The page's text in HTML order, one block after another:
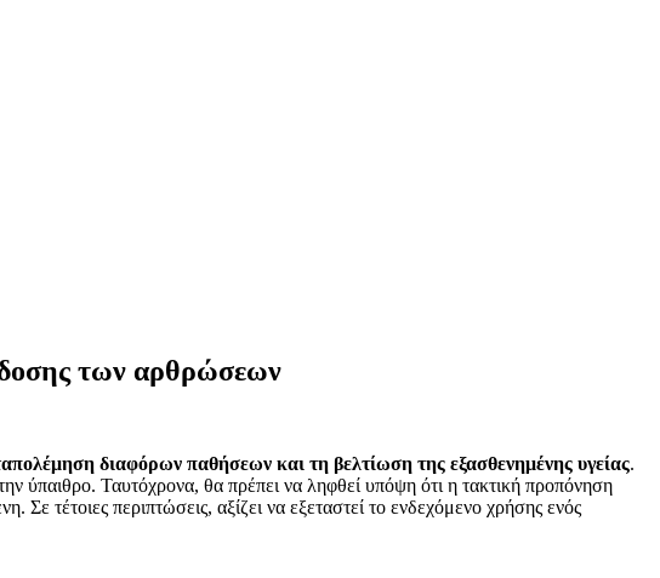
των αρθρώσεων
διαφόρων παθήσεων και τη βελτίωση της εξασθενημένης υγείας.
ύπαιθρο. Ταυτόχρονα, θα πρέπει να ληφθεί υπόψη ότι η τακτική προπόνηση
Σε τέτοιες περιπτώσεις, αξίζει να εξεταστεί το ενδεχόμενο χρήσης ενός